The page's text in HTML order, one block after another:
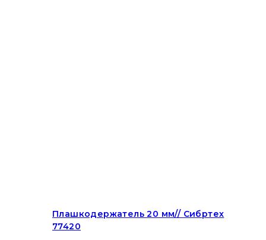
Плашкодержатель 20 мм// Сибртех
77420